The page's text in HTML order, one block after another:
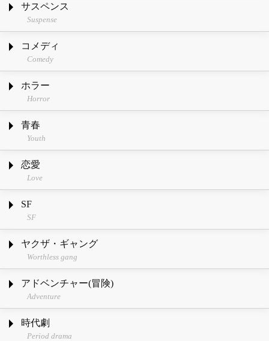
サスペンス
Suspense
コメディ
Comedy
ホラー
Horror
青春
Youth
恋愛
Love
SF
SF
ヤクザ・ギャング
Worthless gang
アドベンチャー(冒険)
Adventure
時代劇
Period drama